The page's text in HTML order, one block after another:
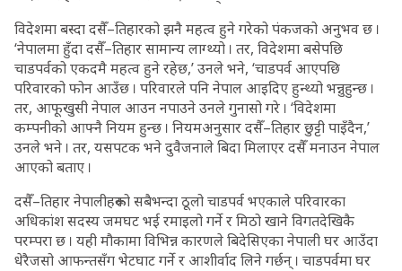
विदेशमा बस्दा दसैँ–तिहारको झनै महत्व हुने गरेको पंकजको अनुभव छ ।
‘नेपालमा हुँदा दसैँ–तिहार सामान्य लाग्थ्यो । तर, विदेशमा बसेपछि
चाडपर्वको एकदमै महत्व हुने रहेछ,’ उनले भने, ‘चाडपर्व आएपछि
परिवारको फोन आउँछ । परिवारले पनि नेपाल आइदिए हुन्थ्यो भन्नुहुन्छ ।
तर, आफूखुसी नेपाल आउन नपाउने उनले गुनासो गरे । ‘विदेशमा
कम्पनीको आफ्नै नियम हुन्छ । नियमअनुसार दसैँ–तिहार छुट्टी पाइँदैन,’
उनले भने । तर, यसपटक भने दुवैजनाले बिदा मिलाएर दसैँ मनाउन नेपाल
आएको बताए ।
दसैँ–तिहार नेपालीहरूको सबैभन्दा ठूलो चाडपर्व भएकाले परिवारका
अधिकांश सदस्य जमघट भई रमाइलो गर्ने र मिठो खाने विगतदेखिकै
परम्परा छ । यही मौकामा विभिन्न कारणले बिदेसिएका नेपाली घर आउँदा
धेरैजसो आफन्तसँग भेटघाट गर्ने र आशीर्वाद लिने गर्छन् । चाडपर्वमा घर